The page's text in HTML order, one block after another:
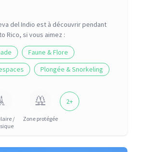
del Indio est à découvrir pendant
Rico, si vous aimez :
Faune & Flore
Plongée & Snorkeling
/
Zone protégée
2+